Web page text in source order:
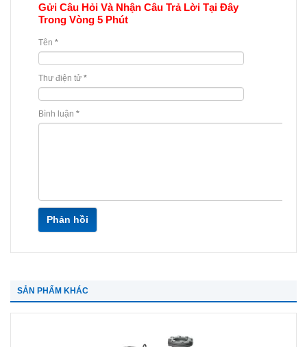
Gửi Câu Hỏi Và Nhận Câu Trả Lời Tại Đây
Trong Vòng 5 Phút
Tên *
Thư điện tử *
Bình luận *
Phản hồi
SẢN PHẨM KHÁC